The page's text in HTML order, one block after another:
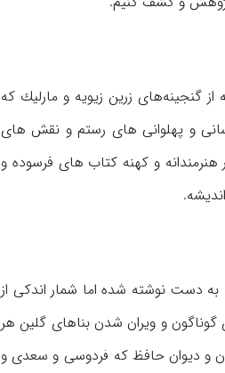
زرین زیویه و مارلیك كه
و پهلوانی های رستم و نقش های
هنرمندانه و كهنه كتاب های فرسوده و
به دست نوشته شده اما شمار اندكی از
و ویران شدن بناهای گلین هر
و دیوان حافظ كه فردوسی و سعدی و